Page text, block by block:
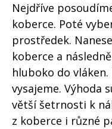
Nejdříve
koberce. Poté
prostředek.
koberce a
hluboko do
vysajeme. Výhoda
větší šetrnosti k
z koberce i různé